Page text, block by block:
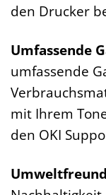
den Drucker
Umfassende
umfassende
mit Ihrem
den OKI